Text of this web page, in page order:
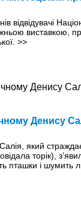
відвідувачі
виставкою,
>>
Денису
який
торік),
пташки і шумить